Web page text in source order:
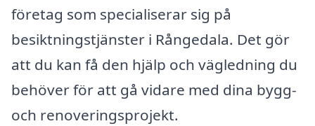
företag som specialiserar sig på
besiktningstjänster i Rångedala. Det gör
att du kan få den hjälp och vägledning du
behöver för att gå vidare med dina bygg-
och renoveringsprojekt.